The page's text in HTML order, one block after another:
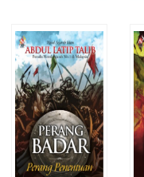
di Abbey
Grange &
Misteri
Tompokan
Kedua - Edisi
Bahasa
Melayu